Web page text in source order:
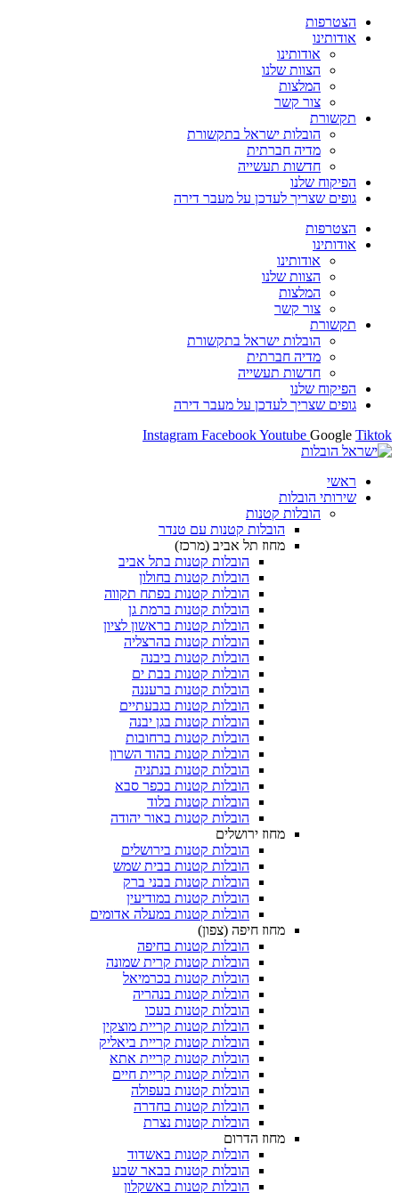
הצטרפות
אודותינו
אודותינו
הצוות שלנו
המלצות
צור קשר
תקשורת
הובלות ישראל בתקשורת
מדיה חברתית
חדשות תעשייה
הפיקוח שלנו
גופים שצריך לעדכן על מעבר דירה
הצטרפות
אודותינו
אודותינו
הצוות שלנו
המלצות
צור קשר
תקשורת
הובלות ישראל בתקשורת
מדיה חברתית
חדשות תעשייה
הפיקוח שלנו
גופים שצריך לעדכן על מעבר דירה
Instagram FacebookYoutube Google Tiktok
ראשי
שירותי הובלות
הובלות קטנות
הובלות קטנות עם טנדר
מחוז תל אביב (מרכז)
הובלות קטנות בתל אביב
הובלות קטנות בחולון​
הובלות קטנות בפתח תקווה
הובלות קטנות ברמת גן
הובלות קטנות בראשון לציון
הובלות קטנות בהרצליה
הובלות קטנות ביבנה
הובלות קטנות בבת ים
הובלות קטנות ברעננה
הובלות קטנות בגבעתיים
הובלות קטנות בגן יבנה
הובלות קטנות ברחובות
הובלות קטנות בהוד השרון
הובלות קטנות בנתניה
הובלות קטנות בכפר סבא
הובלות קטנות בלוד
הובלות קטנות באור יהודה
מחוז ירושלים
הובלות קטנות בירושלים
הובלות קטנות בבית שמש
הובלות קטנות בבני ברק
הובלות קטנות במודיעין
הובלות קטנות במעלה אדומים
מחוז חיפה (צפון)
הובלות קטנות בחיפה
הובלות קטנות קרית שמונה
הובלות קטנות בכרמיאל
הובלות קטנות בנהריה
הובלות קטנות בעכו
הובלות קטנות קריית מוצקין
הובלות קטנות קריית ביאליק
הובלות קטנות קריית אתא
הובלות קטנות קריית חיים
הובלות קטנות בעפולה
הובלות קטנות בחדרה
הובלות קטנות נצרת
מחוז הדרום
הובלות קטנות באשדוד
הובלות קטנות בבאר שבע
הובלות קטנות באשקלון